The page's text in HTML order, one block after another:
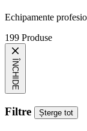
Echipamente
199 Produse
ÎNCHIDE
Filtre Șterge tot